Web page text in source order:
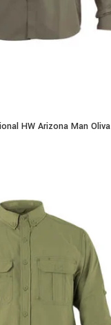
HW Arizona Man Oliva